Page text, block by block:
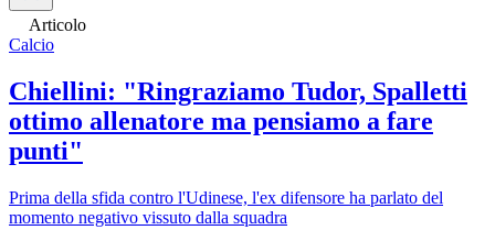
Articolo
Calcio
Chiellini: "Ringraziamo Tudor, Spalletti
ottimo allenatore ma pensiamo a fare
punti"
Prima della sfida contro l'Udinese, l'ex difensore ha parlato del
momento negativo vissuto dalla squadra